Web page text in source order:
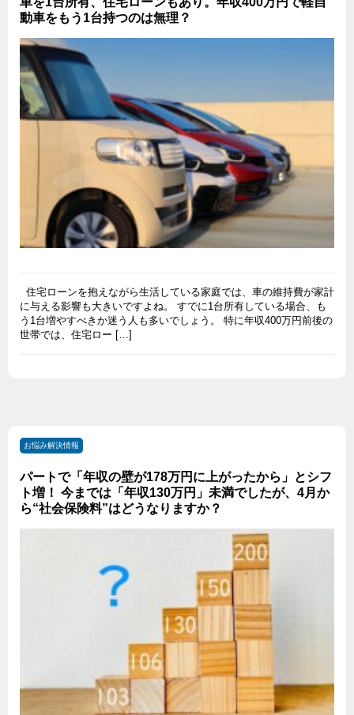
動車をもう1台持つのは無理？
住宅ローンを抱えながら生活している家庭では、車の維持費が家計
に与える影響も大きいですよね。 すでに1台所有している場合、も
う1台増やすべきか迷う人も多いでしょう。 特に年収400万円前後の
世帯では、住宅ロー […]
お悩み解決情報
パートで「年収の壁が178万円に上がったから」とシフ
ト増！ 今までは「年収130万円」未満でしたが、4月か
ら“社会保険料”はどうなりますか？